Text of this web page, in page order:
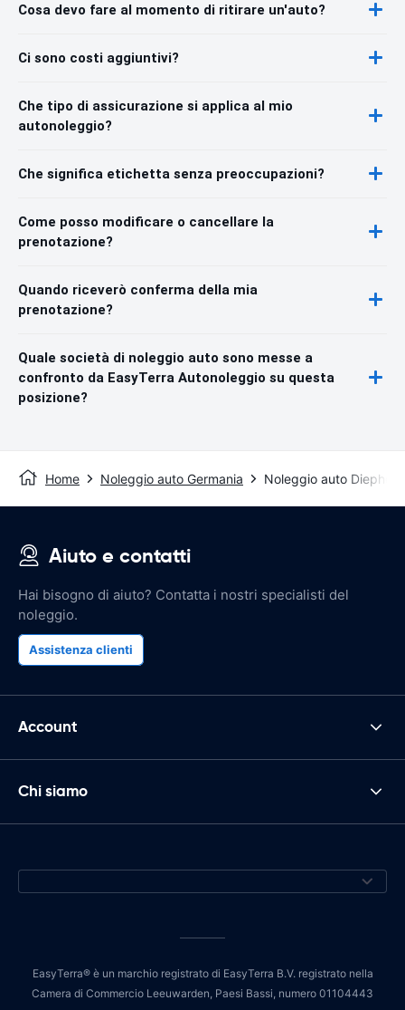
Cosa devo fare al momento di ritirare un'auto?
Ci sono costi aggiuntivi?
Che tipo di assicurazione si applica al mio
autonoleggio?
Che significa etichetta senza preoccupazioni?
Come posso modificare o cancellare la
prenotazione?
Quando riceverò conferma della mia
prenotazione?
Quale società di noleggio auto sono messe a
confronto da EasyTerra Autonoleggio su questa
posizione?
Home Noleggio auto Germania Noleggio auto Diepholz
Aiuto e contatti
Hai bisogno di aiuto? Contatta i nostri specialisti del
noleggio.
Assistenza clienti
Account
Chi siamo
EasyTerra® è un marchio registrato di EasyTerra B.V. registrato nella
Camera di Commercio Leeuwarden, Paesi Bassi, numero 01104443